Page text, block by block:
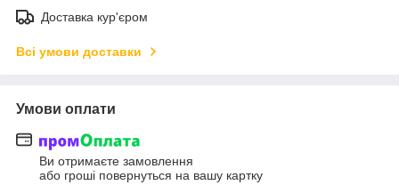
Доставка кур'єром
Всі умови доставки
Умови оплати
Ви отримаєте замовлення
або гроші повернуться на вашу картку